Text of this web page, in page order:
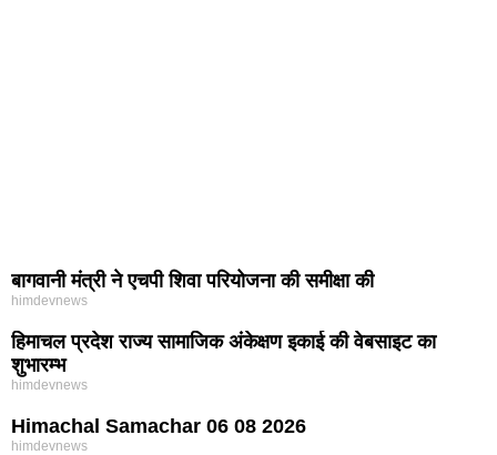
बागवानी मंत्री ने एचपी शिवा परियोजना की समीक्षा की
himdevnews
हिमाचल प्रदेश राज्य सामाजिक अंकेक्षण इकाई की वेबसाइट का
शुभारम्भ
himdevnews
Himachal Samachar 06 08 2026
himdevnews